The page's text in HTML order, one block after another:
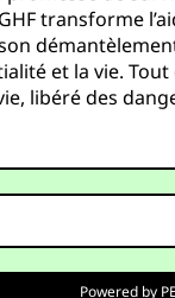
transforme
et la vie.
libéré des
Powered by